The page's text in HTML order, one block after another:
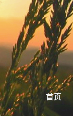
首页